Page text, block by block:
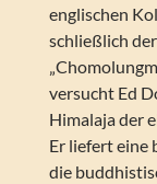
englischen
schließlich
versucht Ed
Himalaja der
Er liefert eine
die